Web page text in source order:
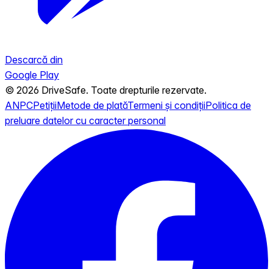
Descarcă din
Google Play
© 2026 DriveSafe. Toate drepturile rezervate.
ANPCPetițiiMetode de platăTermeni și condițiiPolitica de
preluare datelor cu caracter personal